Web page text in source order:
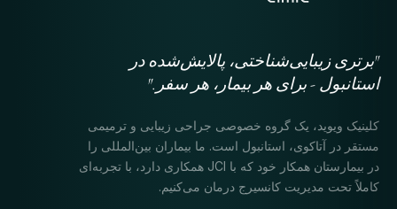
"برتری زیبایی‌شناختی، پالایش‌شده در
استانبول - برای هر بیمار، هر سفر."
کلینیک ویوید، یک گروه خصوصی جراحی زیبایی و ترمیمی
مستقر در آتاکوی، استانبول است. ما بیماران بین‌المللی را
در بیمارستان همکار خود که با JCI همکاری دارد، با تجربه‌ای
کاملاً تحت مدیریت کانسیرج درمان می‌کنیم.